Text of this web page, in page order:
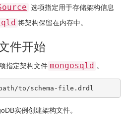
选项指定用于存储架构信息
将架构保留在内存中。
件开始
指定架构文件 mongosqld 。
实例创建架构文件。